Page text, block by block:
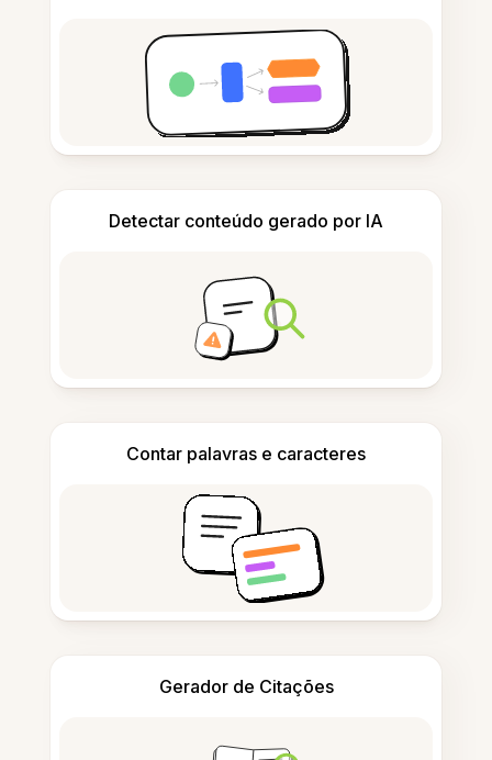
Detectar conteúdo gerado por IA
Contar palavras e caracteres
Gerador de Citações